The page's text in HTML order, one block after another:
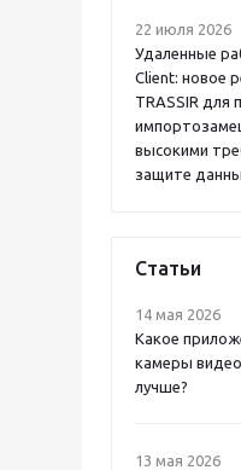
22 июля 2026
Удаленные
Client: новое
TRASSIR для
высокими
защите
Статьи
14 мая 2026
Какое
камеры
лучше?
13 мая 2026